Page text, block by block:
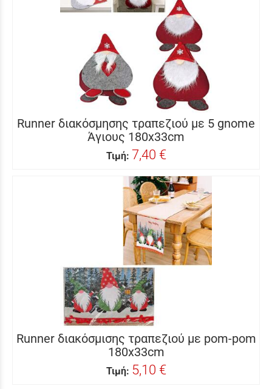
Runner διακόσμησης τραπεζιού με 5 gnome
Άγιους 180x33cm
Τιμή: 7,40 €
Runner διακόσμισης τραπεζιού με pom-pom
180x33cm
Τιμή: 5,10 €